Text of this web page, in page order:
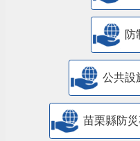
防
公共設
苗栗縣防